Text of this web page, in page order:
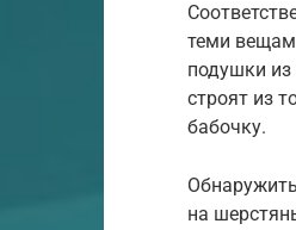
теми
подушки из
строят из
бабочку.
на